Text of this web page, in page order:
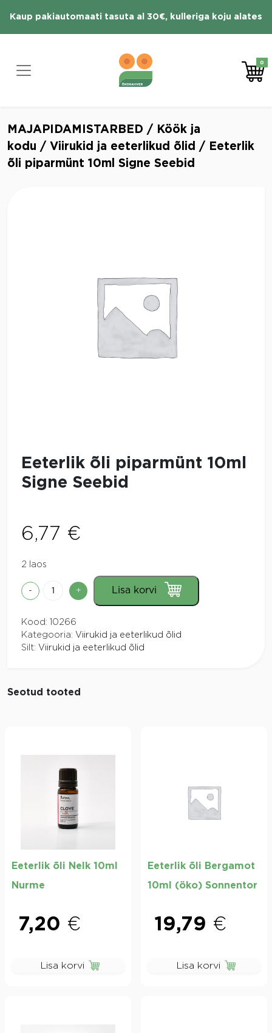
Kaup pakiautomaati tasuta al 30€, kulleriga koju alates
0
MAJAPIDAMISTARBED / Köök ja
kodu / Viirukid ja eeterlikud õlid / Eeterlik
õli piparmünt 10ml Signe Seebid
Eeterlik õli piparmünt 10ml
Signe Seebid
6,77 €
2 laos
-
Eeterlik
10ml
Signe
Seebid
+ Lisa korvi
Kood: 10266
Kategooria: Viirukid ja eeterlikud õlid
Silt: Viirukid ja eeterlikud õlid
Seotud tooted
Eeterlik õli Nelk 10ml
Nurme
7,20 €
Lisa korvi
Eeterlik õli Bergamot
10ml (öko) Sonnentor
19,79 €
Lisa korvi